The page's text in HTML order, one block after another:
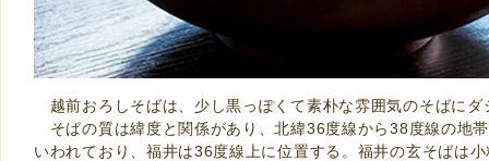
越前おろしそばは、少し黒っぽくて素朴な雰囲気のそばに
そばの質は緯度と関係があり、北緯36度線から38度線の地
いわれており、福井は36度線上に位置する。福井の玄そばは